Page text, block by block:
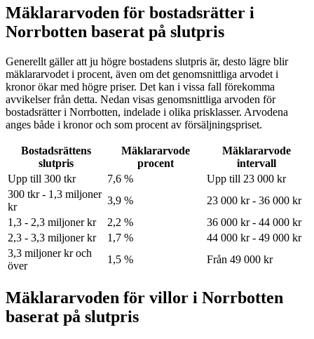
Mäklararvoden för bostadsrätter i
Norrbotten baserat på slutpris
Generellt gäller att ju högre bostadens slutpris är, desto lägre blir
mäklararvodet i procent, även om det genomsnittliga arvodet i
kronor ökar med högre priser. Det kan i vissa fall förekomma
avvikelser från detta. Nedan visas genomsnittliga arvoden för
bostadsrätteri Norrbotten, indelade i olika prisklasser. Arvodena
anges både i kronor och som procent av försäljningspriset.
Bostadsrättens
slutpris
Mäklararvode
procent
Mäklararvode
intervall
Upp till 300 tkr
7,6 %
Upp till 23 000 kr
300 tkr - 1,3 miljoner
kr
3,9 %
23 000 kr - 36 000 kr
1,3 - 2,3 miljoner kr
2,2 %
36 000 kr - 44 000 kr
2,3 - 3,3 miljoner kr
1,7 %
44 000 kr - 49 000 kr
3,3 miljoner kr och
över
1,5 % Från 49 000 kr
Mäklararvoden för villor i Norrbotten
baserat på slutpris